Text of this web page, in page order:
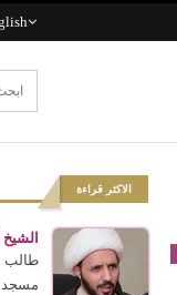
الاكثر قراءة
طالب
مسجد